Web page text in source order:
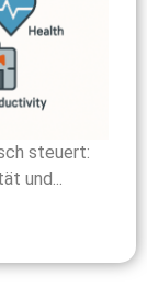
steuert:
und...